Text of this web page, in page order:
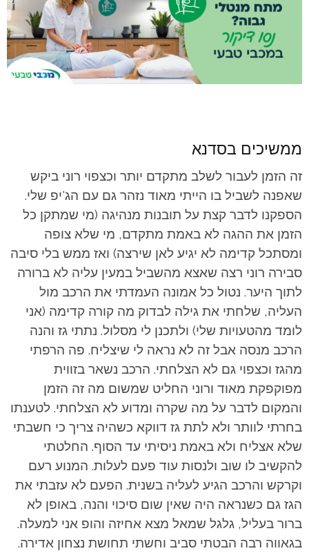
ממשיכים בסדנא
זה הזמן לעבור לשלב מתקדם יותר וכצפוי רוני ביקש
שאפנה לשביל בו הייתי מאוד נזהר גם עם הג'יפ שלי.
הספקנו לדבר קצת על תובנות מנהיגה (מי שמתקן כל
הזמן את ההגה לא באמת מתקדם, מי שלא צופה
ומסתכל קדימה לא יגיע לאן שירצה) ואז ממש בלי סיבה
סבירה רוני רצה שאצא מהשביל במעין עליה לא ברורה
לתוך היער. נטול כל אמונה העמדתי את הרכב מול
העליה, שלחתי את גילה לבדוק מה קורה קדימה (אני
לומד מהטעויות שלי) ולתכנן לי מסלול. נתתי גז והנה
הרכב מנסה אבל זה לא נראה לי שיצליח. פה הרפתי
מהגז וכצפוי גם לא הצלחתי. הרכב נשאר בזווית
מפוקפקת מאוד ורוני החליט שמשום מה זה הזמן
והמקום לדבר על מה שקרה ומדוע לא הצלחתי. לטענתו
בחרתי לוותר ולא לתת גז דווקא כשהיה צריך כי חשבתי
שלא אצליח ולא באמת ניסיתי עד הסוף. החלטתי
להקשיב לו שוב ולנסות עוד פעם לעלות. המנוע רעם
וקרקש והרכב הגיע לעליה בשנית. הפעם לא עזבתי את
הגז גם כשנראה היה שאין שום סיכוי והנה, באופן לא
ברור בעליל, גלגל שמאל מצא אחיזה והופ אני למעלה.
בגאווה רבה הבטתי סביב וחשתי תחושת נצחון אדירה.